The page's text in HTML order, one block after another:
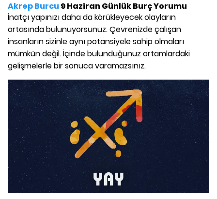
Akrep Burcu 9 Haziran Günlük Burç Yorumu
İnatçı yapınızı daha da körükleyecek olayların
ortasında bulunuyorsunuz. Çevrenizde çalışan
insanların sizinle aynı potansiyele sahip olmaları
mümkün değil. İçinde bulunduğunuz ortamlardaki
gelişmelerle bir sonuca varamazsınız.